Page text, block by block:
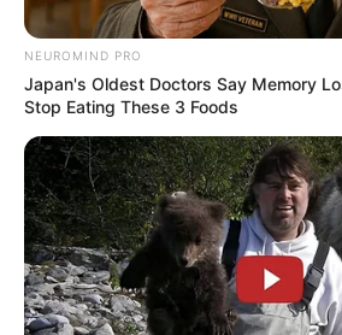
NEUROMIND PRO
Japan's Oldest Doctors Say Memory
Stop Eating These 3 Foods